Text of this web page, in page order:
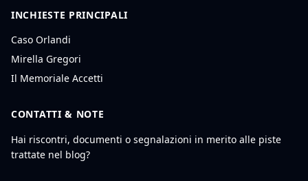
INCHIESTE PRINCIPALI
Caso Orlandi
Mirella Gregori
Il Memoriale Accetti
CONTATTI & NOTE
Hai riscontri, documenti o segnalazioni in merito alle piste
trattate nel blog?